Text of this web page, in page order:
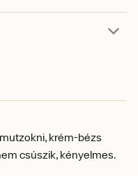
krém-bézs
csúszik, kényelmes.